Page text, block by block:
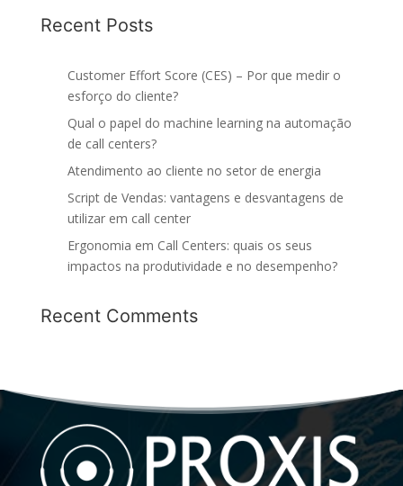
Recent Posts
Customer Effort Score (CES) – Por que medir o
esforço do cliente?
Qual o papel do machine learning na automação
de call centers?
Atendimento ao cliente no setor de energia
Script de Vendas: vantagens e desvantagens de
utilizar em call center
Ergonomia em Call Centers: quais os seus
impactos na produtividade e no desempenho?
Recent Comments